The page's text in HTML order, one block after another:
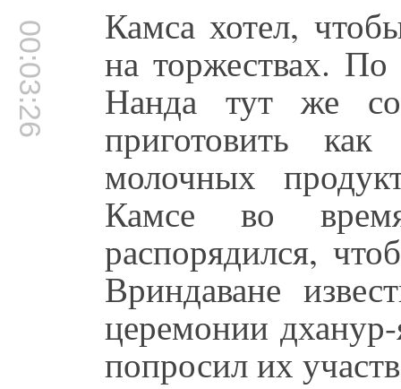
00:03:26 Камса хотел,
на торжествах.
Нанда тут же
приготовить
молочных
Камсе во
распорядился,
Вриндаване
церемонии
попросил их